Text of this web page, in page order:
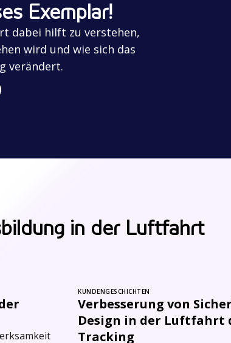
Exemplar!
dabei hilft zu verstehen,
wird und wie sich das
verändert.
in der Luftfahrt
KUNDENGESCHICHTEN
Verbesserung von
Design in der Luftfahrt
Tracking